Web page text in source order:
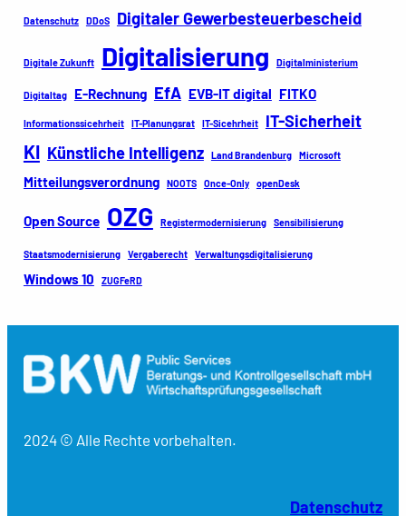
Datenschutz DDoS Digitaler Gewerbesteuerbescheid
Digitale Zukunft Digitalisierung Digitalministerium
Digitaltag E-Rechnung EfA EVB-IT digital FITKO
Informationssicehrheit IT-Planungsrat IT-Sicehrheit IT-Sicherheit
KI Künstliche Intelligenz Land Brandenburg Microsoft
Mitteilungsverordnung NOOTS Once-Only openDesk
Open Source OZG Registermodernisierung Sensibilisierung
Staatsmodernisierung Vergaberecht Verwaltungsdigitalisierung
Windows 10 ZUGFeRD
2024 © Alle Rechte vorbehalten.
Datenschutz